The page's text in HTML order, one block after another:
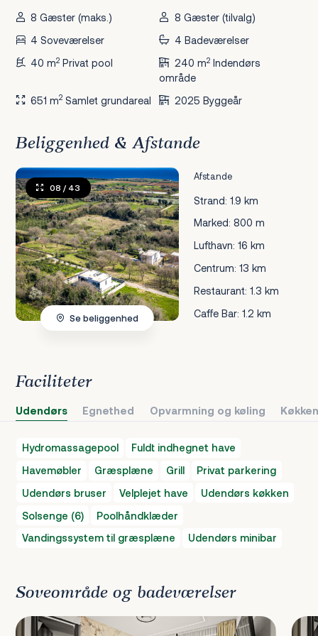
8 Gæster (maks.)
8 Gæster (tilvalg)
4 Soveværelser
4 Badeværelser
40 m2 Privat pool 240 m2Indendørs
område
651 m2 Samlet grundareal 2025 Byggeår
Beliggenhed & Afstande
Afstande
Strand: 1.9 km
Marked: 800 m
Lufthavn: 16 km
Centrum: 13 km
Restaurant: 1.3 km
Caffe Bar: 1.2 km
08 / 43
Se beliggenhed
Faciliteter
Udendørs Egnethed Opvarmning og køling
Hydromassagepool
Fuldt indhegnet have
Havemøbler
Græsplæne Grill
Privat parkering
Udendørs bruser
Velplejet have
Udendørs køkken
Solsenge (6)
Poolhåndklæder
Vandingssystem til græsplæne
Udendørs minibar
Soveområde og badeværelser